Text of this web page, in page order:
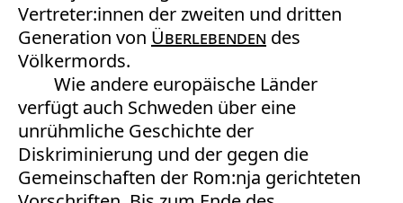
Vertreter:innen der zweiten und dritten
Generation von Überlebenden des
Völkermords.
Wie andere europäische Länder
verfügt auch Schweden über eine
unrühmliche Geschichte der
Diskriminierung und der gegen die
Gemeinschaften der Rom:nja gerichteten